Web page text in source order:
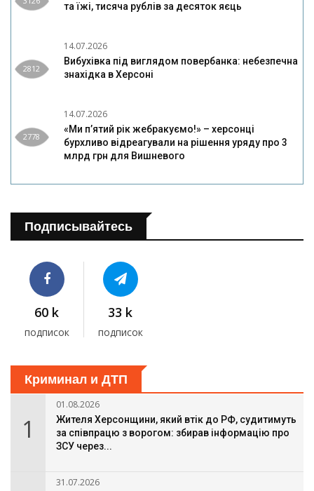
та їжі, тисяча рублів за десяток яєць
2812
14.07.2026
Вибухівка під виглядом повербанка: небезпечна
знахідка в Херсоні
2778
14.07.2026
«Ми п’ятий рік жебракуємо!» – херсонці
бурхливо відреагували на рішення уряду про 3
млрд грн для Вишневого
Подписывайтесь
60 k
подписок
33 k
подписок
Криминал и ДТП
1
01.08.2026
Жителя Херсонщини, який втік до РФ, судитимуть
за співпрацю з ворогом: збирав інформацію про
ЗСУ через...
31.07.2026